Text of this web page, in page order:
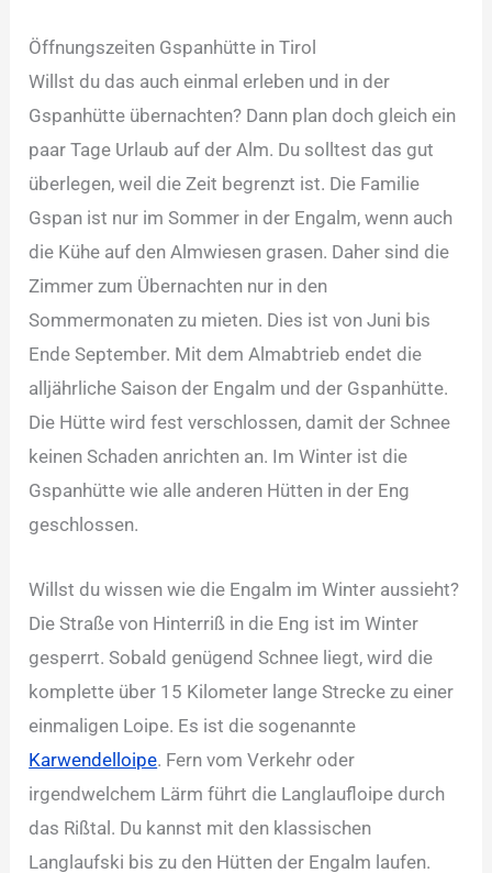
Öffnungszeiten Gspanhütte in Tirol
Willst du das auch einmal erleben und in der
Gspanhütte übernachten? Dann plan doch gleich ein
paar Tage Urlaub auf der Alm. Du solltest das gut
überlegen, weil die Zeit begrenzt ist. Die Familie
Gspan ist nur im Sommer in der Engalm, wenn auch
die Kühe auf den Almwiesen grasen. Daher sind die
Zimmer zum Übernachten nur in den
Sommermonaten zu mieten. Dies ist von Juni bis
Ende September. Mit dem Almabtrieb endet die
alljährliche Saison der Engalm und der Gspanhütte.
Die Hütte wird fest verschlossen, damit der Schnee
keinen Schaden anrichten an. Im Winter ist die
Gspanhütte wie alle anderen Hütten in der Eng
geschlossen.
Willst du wissen wie die Engalm im Winter aussieht?
Die Straße von Hinterriß in die Eng ist im Winter
gesperrt. Sobald genügend Schnee liegt, wird die
komplette über 15 Kilometer lange Strecke zu einer
einmaligen Loipe. Es ist die sogenannte
Karwendelloipe. Fern vom Verkehr oder
irgendwelchem Lärm führt die Langlaufloipe durch
das Rißtal. Du kannst mit den klassischen
Langlaufski bis zu den Hütten der Engalm laufen.